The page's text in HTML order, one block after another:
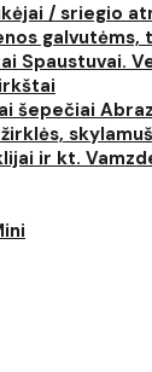
/ sriegio
Spaustuvai.
šepečiai
ir kt.